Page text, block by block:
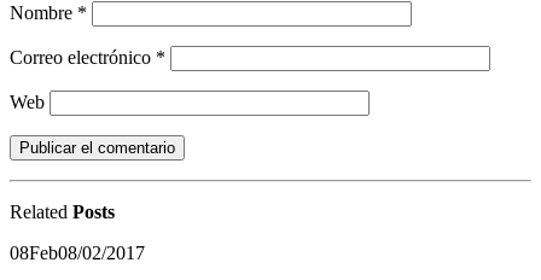
Nombre *
Correo electrónico *
Web
Related Posts
08Feb08/02/2017